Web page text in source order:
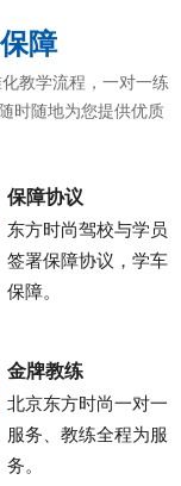
障
教学流程，一对一练
时随地为您提供优质
保障协议
东方时尚驾校与学员
签署保障协议，学车
保障。
金牌教练
北京东方时尚一对一
服务、教练全程为服
务。